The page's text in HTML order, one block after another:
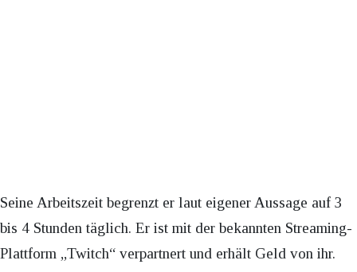
Seine Arbeitszeit begrenzt er laut eigener Aussage auf 3
bis 4 Stunden täglich. Er ist mit der bekannten Streaming-
Plattform „Twitch“ verpartnert und erhält Geld von ihr.